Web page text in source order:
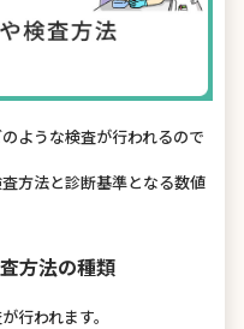
ような検査が行われるので
方法と診断基準となる数値
方法の種類
行われます。